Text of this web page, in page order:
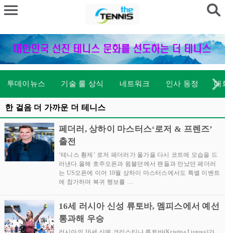
투데이뉴스 기술 룰 상식 네트워크 인사 동정 대
한 걸음 더 가까운 더 테니스
페더러, 상하이 마스터스‘로저 & 프렌즈’
출전
‘테니스 황제’ 로저 페더러가 올가을 다시 코트에 모습을 드
러낸다.올해 호주오픈과 윔블던에서 팬들과 만났던 페더러
는 US오픈에 이어 10월 상하이 마스터스에서도 특별 이벤트
에 참가하며 복귀 행보를 …
16세 러시아 신성 류토바, 멤피스에서 예선
통과해 우승